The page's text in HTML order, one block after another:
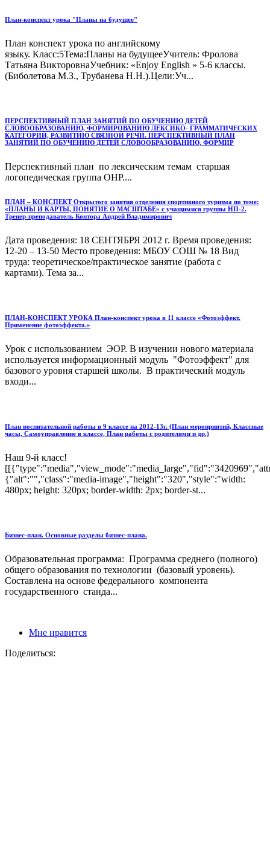
План-конспект урока "Планы на будущее"
План конспект урока по английскому
языку. Класс:5Тема:Планы на будущееУчитель: Фролова
Татьяна ВикторовнаУчебник: «Enjoy English » 5-6 классы.
(Биболетова М.З., Трубанева Н.Н.).Цели:Уч...
ПЕРСПЕКТИВНЫЙ ПЛАН ЗАНЯТИЙ ПО ОБУЧЕНИЮ ДЕТЕЙ
СЛОВООБРАЗОВАНИЮ, ФОРМИРОВАНИЮ ЛЕКСИКО- ГРАММАТИЧЕСКИХ
КАТЕГОРИЙ, РАЗВИТИЮ СВЯЗНОЙ РЕЧИ. ПЕРСПЕКТИВНЫЙ ПЛАН
ЗАНЯТИЙ ПО ОБУЧЕНИЮ ДЕТЕЙ СЛОВООБРАЗОВАНИЮ, ФОРМИР
Перспективный план по лексическим темам старшая
логопедическая группа ОНР....
ПЛАН – КОНСПЕКТ Открытого занятия отделения спортивного туризма по теме:
«ПЛАНЫ И КАРТЫ, ПОНЯТИЕ О МАСШТАБЕ» с учащимися группы НП-2.
Тренер-преподаватель Контора Андрей Владимирович
Дата проведения: 18 СЕНТЯБРЯ 2012 г. Время проведения:
12-20 – 13-50 Место проведения: МБОУ СОШ № 18 Вид
труда: теоретическое/практическое занятие (работа с
картами). Тема за...
ПЛАН-КОНСПЕКТ УРОКА План-конспект урока в 11 классе «Фотоэффект.
Применение фотоэффекта.»
Урок с использованием ЭОР. В изучении нового материала
используется информационный модуль "Фотоэффект" для
базового уровня старшей школы. В практический модуль
входи...
План воспитательной работы в 9 классе на 2012-13г. (План мероприятий, Классные
часы, Самоуправление в классе, План работы с родителями и др.)
Наш 9-й класс!
{"alt":"","class":"media-image","height":"320","style":"width:
480px; height: 320px; border-width: 2px; border-st...
Бизнес-план. Основные разделы бизнес-плана.
Образовательная программа: Программа среднего (полного)
общего образования по технологии (базовый уровень).
Составлена на основе федерального компонента
государственного станда...
Мне нравится
Поделиться: